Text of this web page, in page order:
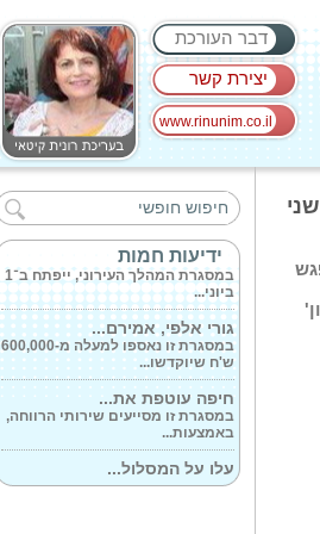
דבר העורכת
יצירת קשר
www.rinunim.co.il
ידיעות חמות
במסגרת תפקידו החדש של סגן
מנהל בי'ח 'כרמל'...
עיריית חיפה...
במסגרת המהלך העירוני, ייפתח ב־1
ביוני...
גורי אלפי, אמירם...
במסגרת זו נאספו למעלה מ-600,000
ש'ח שיוקדשו...
חיפה עוטפת את...
במסגרת זו מסייעים שירותי הרווחה,
באמצעות...
עלו על המסלול...
במסגרת זו הם עיצבו ותפרו חליפות